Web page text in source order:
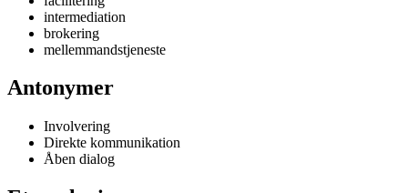
intermediation
brokering
mellemmandstjeneste
Antonymer
Involvering
Direkte kommunikation
Åben dialog